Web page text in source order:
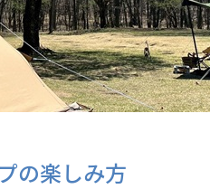
の楽しみ方